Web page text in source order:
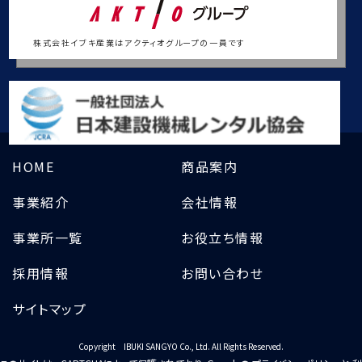
株式会社イブキ産業はアクティオグループの一員です
HOME
商品案内
事業紹介
会社情報
事業所一覧
お役立ち情報
採用情報
お問い合わせ
サイトマップ
Copyright IBUKI SANGYO Co., Ltd. All Rights Reserved.